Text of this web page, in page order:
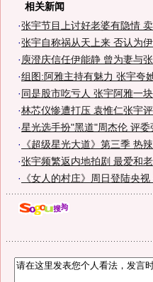
相关新闻
·张宇节目上讨好老婆有隐情 卖
·张宇自称祸从天上来 否认为
·庾澄庆信任伊能静 曾为妻与
·组图:阿雅主持有魅力 张宇夸
·同是股市吃亏人 张宇阿雅一
·林芯仪惨遭打压 袁惟仁张宇
·星光选手扮"黑道"周杰伦 评
· 《超级星光大道》第三季
·张宇频繁返内地拍剧 最爱和
· 《女人的村庄》周日登陆央视